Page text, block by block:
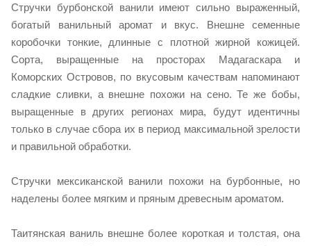
Стручки бурбонской ванили имеют сильно выраженный,
богатый ванильный аромат и вкус. Внешне семенные
коробочки тонкие, длинные с плотной жирной кожицей.
Сорта, выращенные на просторах Мадагаскара и
Коморских Островов, по вкусовым качествам напоминают
сладкие сливки, а внешне похожи на сено. Те же бобы,
выращенные в других регионах мира, будут идентичны
только в случае сбора их в период максимальной зрелости
и правильной обработки.
Стручки мексиканской ванили похожи на бурбонные, но
наделены более мягким и пряным древесным ароматом.
Таитянская ваниль внешне более короткая и толстая, она